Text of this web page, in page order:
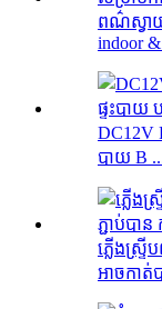
ពណ៌ស្វាយ
indoor
DC12V
បាយ B
ភ្លើងស្ទ្
អាចកាត់